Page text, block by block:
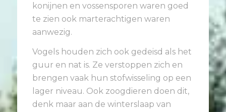
konijnen en vossensporen waren goed
te zien ook marterachtigen waren
aanwezig.
Vogels houden zich ook gedeisd als het
guur en nat is. Ze verstoppen zich en
brengen vaak hun stofwisseling op een
lager niveau. Ook zoogdieren doen dit,
denk maar aan de winterslaap van